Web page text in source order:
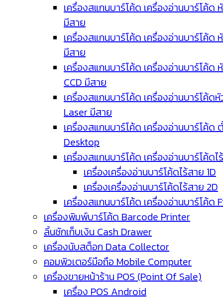
เครื่องสแกนบาร์โค้ด เครื่องอ่านบาร์โค้ด
มีสาย
เครื่องสแกนบาร์โค้ด เครื่องอ่านบาร์โค้ด
มีสาย
เครื่องสแกนบาร์โค้ด เครื่องอ่านบาร์โค้ด
CCD มีสาย
เครื่องสแกนบาร์โค้ด เครื่องอ่านบาร์โค้ด
Laser มีสาย
เครื่องสแกนบาร์โค้ด เครื่องอ่านบาร์โค้ด
Desktop
เครื่องสแกนบาร์โค้ด เครื่องอ่านบาร์โค้ดไ
เครื่องเครื่องอ่านบาร์โค้ดไร้สาย 1D
เครื่องเครื่องอ่านบาร์โค้ดไร้สาย 2D
เครื่องสแกนบาร์โค้ด เครื่องอ่านบาร์โค้ด
เครื่องพิมพ์บาร์โค้ด Barcode Printer
ลิ้นชักเก็บเงิน Cash Drawer
เครื่องนับสต็อก Data Collector
คอมพิวเตอร์มือถือ Mobile Computer
เครื่องขายหน้าร้าน POS (Point Of Sale)
เครื่อง POS Android